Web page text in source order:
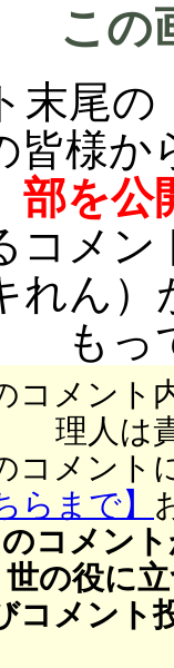
この
末尾の
皆様か
部を公
コメン
れん
もっ
コメント
理人は
コメント
らまで】
コメン
の役に
コメント